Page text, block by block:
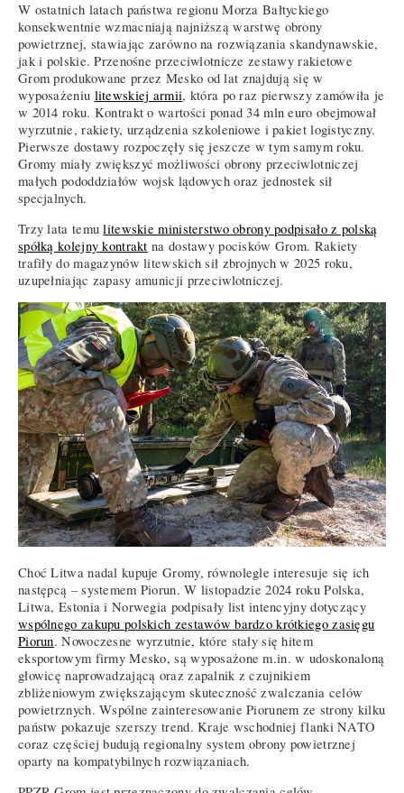
W ostatnich latach państwa regionu Morza Bałtyckiego
konsekwentnie wzmacniają najniższą warstwę obrony
powietrznej, stawiając zarówno na rozwiązania skandynawskie,
jak i polskie. Przenośne przeciwlotnicze zestawy rakietowe
Grom produkowane przez Mesko od lat znajdują się w
wyposażeniu litewskiej armii, która po raz pierwszy zamówiła je
w 2014 roku. Kontrakt o wartości ponad 34 mln euro obejmował
wyrzutnie, rakiety, urządzenia szkoleniowe i pakiet logistyczny.
Pierwsze dostawy rozpoczęły się jeszcze w tym samym roku.
Gromy miały zwiększyć możliwości obrony przeciwlotniczej
małych pododdziałów wojsk lądowych oraz jednostek sił
specjalnych.
Trzy lata temulitewskie ministerstwo obrony podpisało z polską
spółką kolejny kontrakt na dostawy pocisków Grom. Rakiety
trafiły do magazynów litewskich sił zbrojnych w 2025 roku,
uzupełniając zapasy amunicji przeciwlotniczej.
Choć Litwa nadal kupuje Gromy, równolegle interesuje się ich
następcą – systemem Piorun. W listopadzie 2024 roku Polska,
Litwa, Estonia i Norwegia podpisały list intencyjny dotyczący
wspólnego zakupu polskich zestawów bardzo krótkiego zasięgu
Piorun. Nowoczesne wyrzutnie, które stały się hitem
eksportowym firmy Mesko, są wyposażone m.in. w udoskonaloną
głowicę naprowadzającą oraz zapalnik z czujnikiem
zbliżeniowym zwiększającym skuteczność zwalczania celów
powietrznych. Wspólne zainteresowanie Piorunem ze strony kilku
państw pokazuje szerszy trend. Kraje wschodniej flanki NATO
coraz częściej budują regionalny system obrony powietrznej
oparty na kompatybilnych rozwiązaniach.